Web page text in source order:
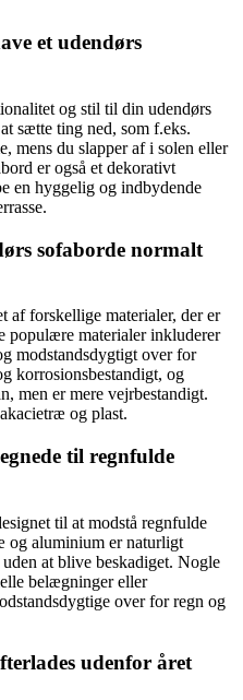
et udendørs
og stil til din udendørs
sætte ting ned, som f.eks.
mens du slapper af i solen eller
er også et dekorativt
en hyggelig og indbydende
sofaborde normalt
af forskellige materialer, der er
populære materialer inkluderer
modstandsdygtigt over for
korrosionsbestandigt, og
men er mere vejrbestandigt.
og plast.
til regnfulde
til at modstå regnfulde
og aluminium er naturligt
at blive beskadiget. Nogle
belægninger eller
over for regn og
udenfor året